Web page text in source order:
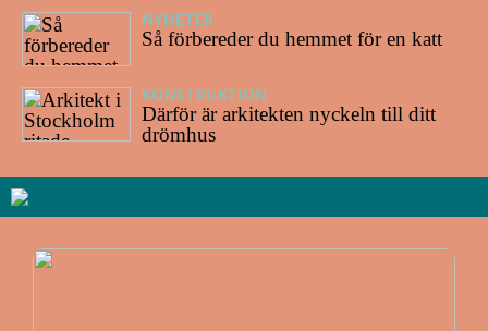
NYHETER
Så förbereder du hemmet för en katt
KONSTRUKTION
Därför är arkitekten nyckeln till ditt
drömhus